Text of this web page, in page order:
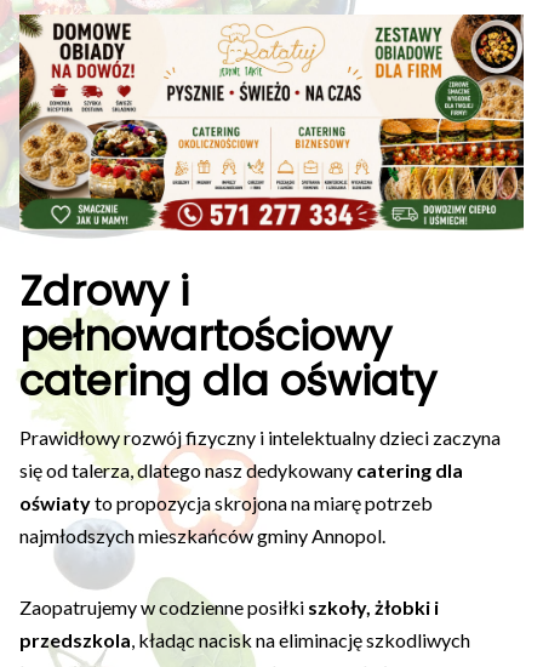
Zdrowy i
pełnowartościowy
catering dla oświaty
Prawidłowy rozwój fizyczny i intelektualny dzieci zaczyna
się od talerza, dlatego nasz dedykowany catering dla
oświatyto propozycja skrojona na miarę potrzeb
najmłodszych mieszkańców gminy Annopol.
Zaopatrujemy w codzienne posiłki szkoły, żłobki i
przedszkola, kładąc nacisk na eliminację szkodliwych